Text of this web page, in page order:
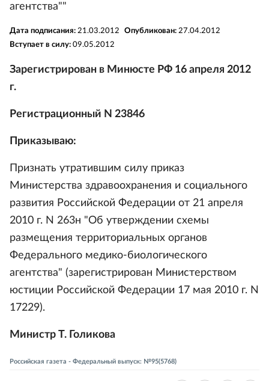
агентства""
Дата подписания: 21.03.2012 Опубликован: 27.04.2012
Вступает в силу: 09.05.2012
Зарегистрирован в Минюсте РФ 16 апреля 2012
г.
Регистрационный N 23846
Приказываю:
Признать утратившим силу приказ
Министерства здравоохранения и социального
развития Российской Федерации от 21 апреля
2010 г. N 263н "Об утверждении схемы
размещения территориальных органов
Федерального медико-биологического
агентства" (зарегистрирован Министерством
юстиции Российской Федерации 17 мая 2010 г. N
17229).
Министр Т. Голикова
Российская газета - Федеральный выпуск: №95(5768)